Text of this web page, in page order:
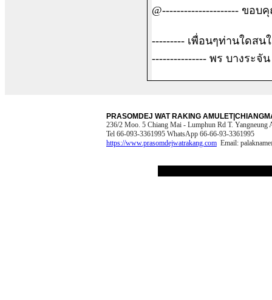
@--------------------- ขอบ
--------- เพื่อนๆท่านใดส
--------------- พร บางระจัน
PRASOMDEJ WAT RAKING
236/2 Moo. 5 Chiang Mai - Lumphun Rd T. Yangneung
Tel 66-093-3361995 WhatsApp 66-66-93-3361995
https://www.prasomdejwatrakang.com Email: